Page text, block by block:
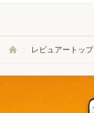
レビュアートップ